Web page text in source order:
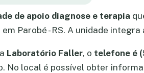
de apoio diagnose e terapia
Parobé - RS. A unidade integra
Laboratório Faller, o telefone é
No local é possível obter